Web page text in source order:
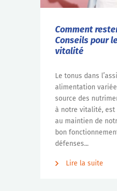
Comment
Conseils pour
vitalité
Le tonus dans
alimentation
source des
à notre vitalité, est
au maintien de
bon
défenses...
Lire la suite